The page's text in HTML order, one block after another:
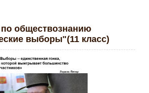
обществознанию
выборы"(11 класс)